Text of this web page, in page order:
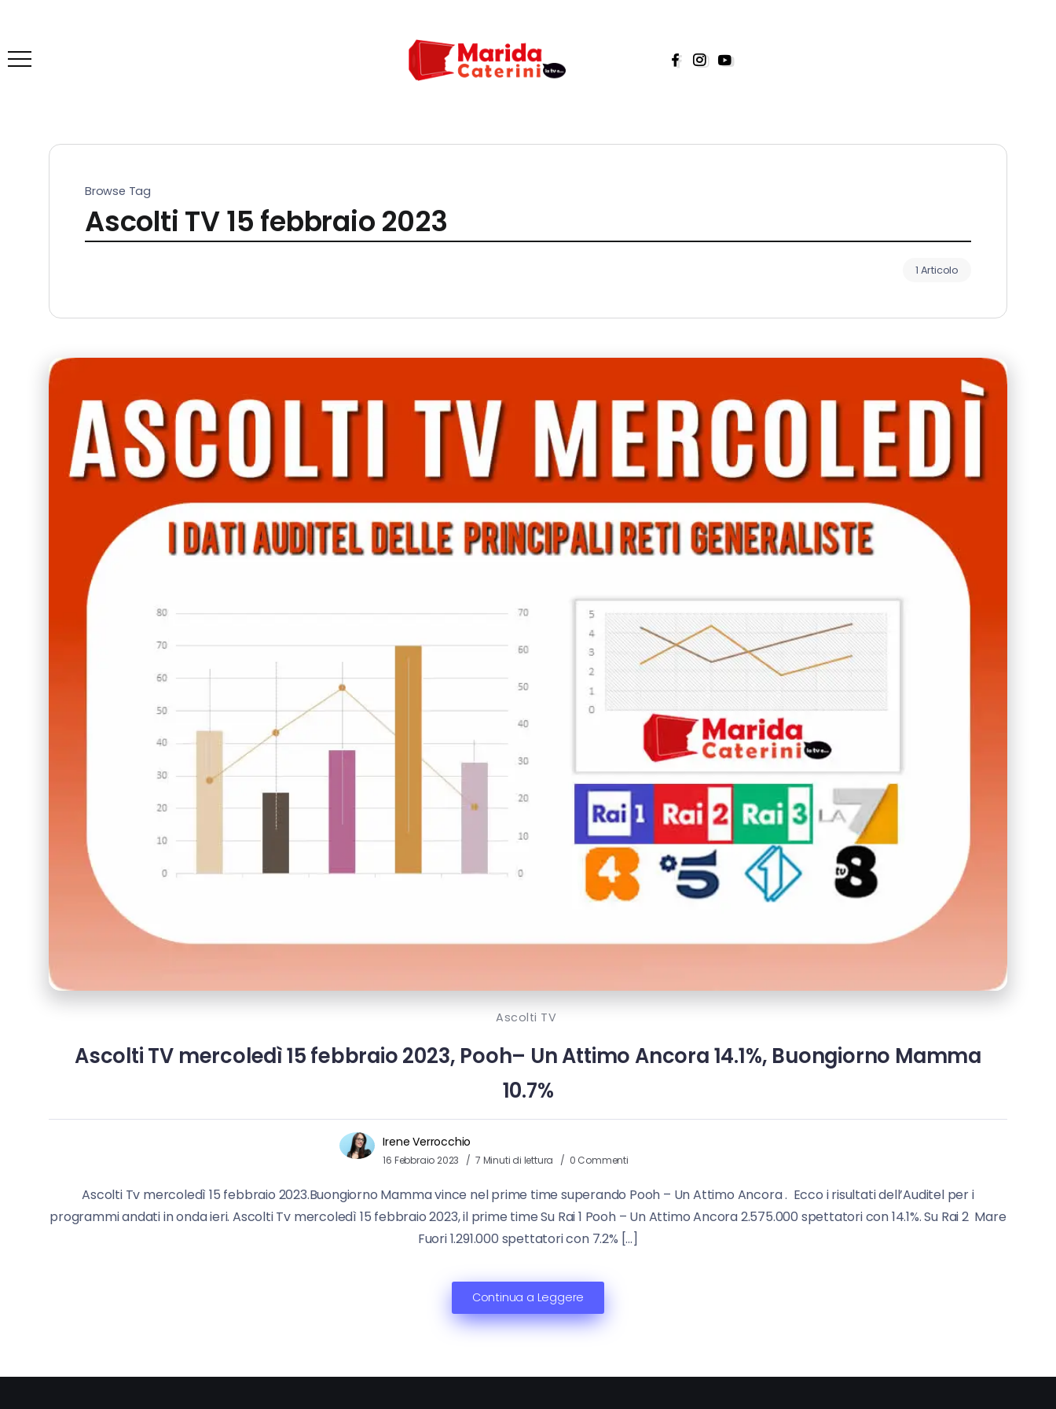
Browse Tag
Ascolti TV 15 febbraio 2023
1 Articolo
Ascolti TV
Ascolti TV mercoledì 15 febbraio 2023, Pooh– Un Attimo Ancora 14.1%, Buongiorno Mamma
10.7%
Irene Verrocchio
16 Febbraio 2023 7 Minuti di lettura 0 Commenti
Ascolti Tv mercoledì 15 febbraio 2023.Buongiorno Mamma vince nel prime time superando Pooh – Un Attimo Ancora . Ecco i risultati dell’Auditel per i
programmi andati in onda ieri. Ascolti Tv mercoledì 15 febbraio 2023, il prime time Su Rai 1 Pooh – Un Attimo Ancora 2.575.000 spettatori con 14.1%. Su Rai 2 Mare
Fuori 1.291.000 spettatori con 7.2% […]
Continua a Leggere